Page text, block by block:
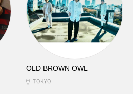
OLD BROWN OWL
TOKYO